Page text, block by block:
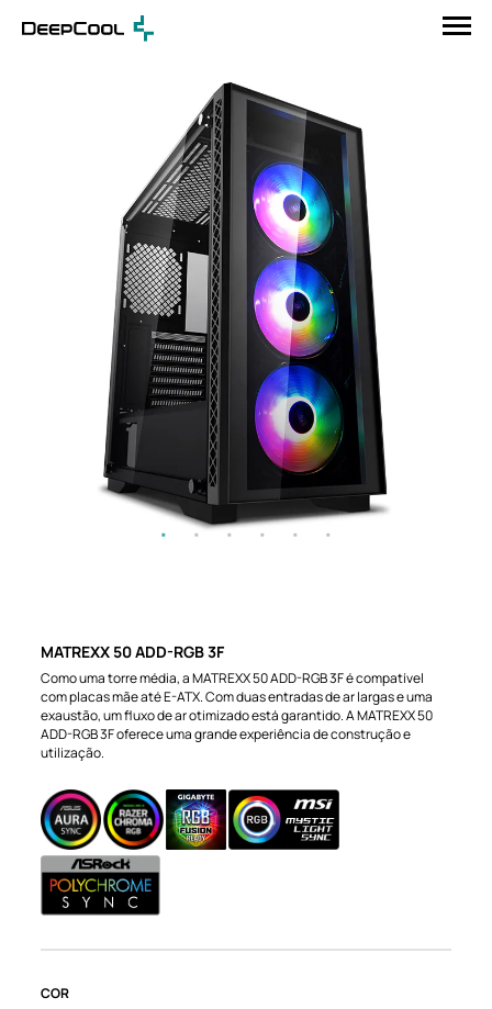
MATREXX 50 ADD-RGB 3F
Como uma torre média, a MATREXX 50 ADD-RGB 3F é compatível
com placas mãe até E-ATX. Com duas entradas de ar largas e uma
exaustão, um fluxo de ar otimizado está garantido. A MATREXX 50
ADD-RGB 3F oferece uma grande experiência de construção e
utilização.
COR